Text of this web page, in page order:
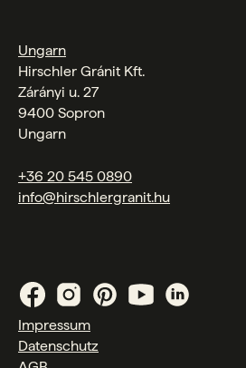
Ungarn
Hirschler Gránit Kft.
Zárányi u. 27
9400 Sopron
Ungarn
+36 20 545 0890
info@hirschlergranit.hu
Impressum
Datenschutz